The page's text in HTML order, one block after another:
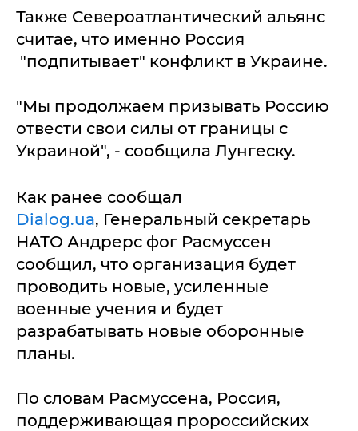
Также Североатлантический альянс
считае, что именно Россия
"подпитывает" конфликт в Украине.
"Мы продолжаем призывать Россию
отвести свои силы от границы с
Украиной", - сообщила Лунгеску.
Как ранее сообщал
Dialog.ua, Генеральный секретарь
НАТО Андрерс фог Расмуссен
сообщил, что организация будет
проводить новые, усиленные
военные учения и будет
разрабатывать новые оборонные
планы.
По словам Расмуссена, Россия,
поддерживающая пророссийских